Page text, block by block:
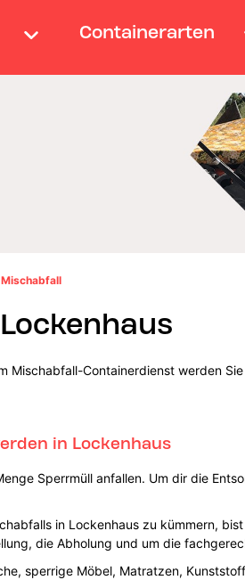
Containerarten
Mischabfall
Containerdienst werden
in Lockenhaus
Sperrmüll anfallen. Um dir die
in Lockenhaus zu kümmern,
die Abholung und um die
sperrige Möbel, Matratzen,